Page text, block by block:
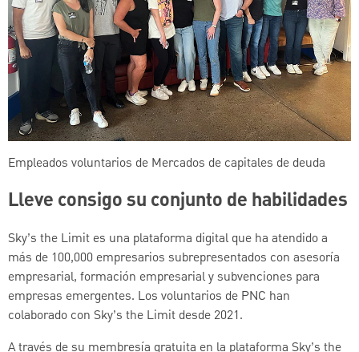
Empleados voluntarios de Mercados de capitales de deuda
Lleve consigo su conjunto de habilidades
Sky’s the Limit es una plataforma digital que ha atendido a
más de 100,000 empresarios subrepresentados con asesoría
empresarial, formación empresarial y subvenciones para
empresas emergentes. Los voluntarios de PNC han
colaborado con Sky’s the Limit desde 2021.
A través de su membresía gratuita en la plataforma Sky’s the